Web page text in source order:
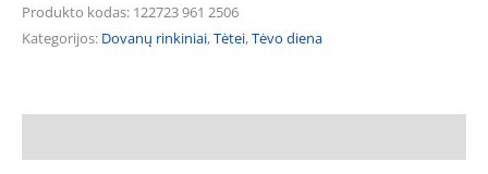
Produkto kodas: 122723 961 2506
Kategorijos: Dovanų rinkiniai,Tėtei,Tėvo diena